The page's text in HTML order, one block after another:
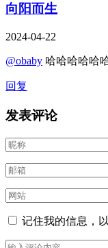
向阳而生
2024-04-22
@obaby 哈哈哈哈哈
回复
发表评论
记住我的信息，